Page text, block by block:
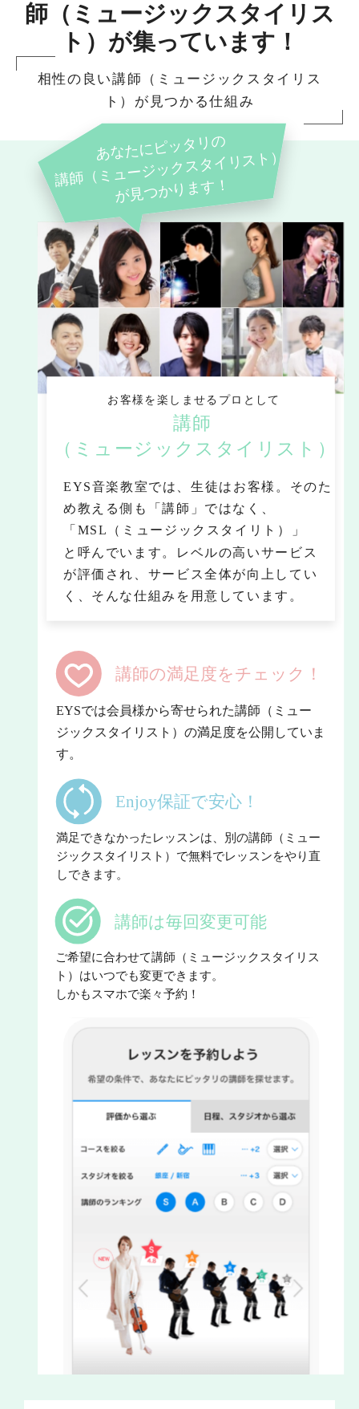
師（ミュージックスタイリス
ト）が集っています！
相性の良い講師（ミュージックスタイリス
ト）が見つかる仕組み